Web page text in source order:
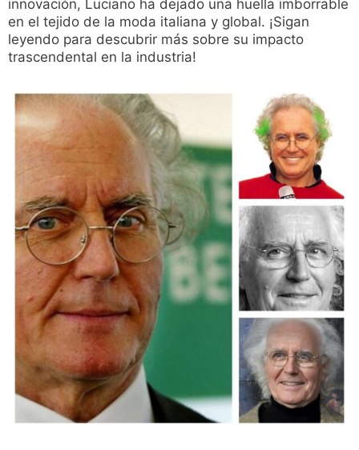
innovación, Luciano ha dejado una huella imborrable
en el tejido de la moda italiana y global. ¡Sigan
leyendo para descubrir más sobre su impacto
trascendental en la industria!